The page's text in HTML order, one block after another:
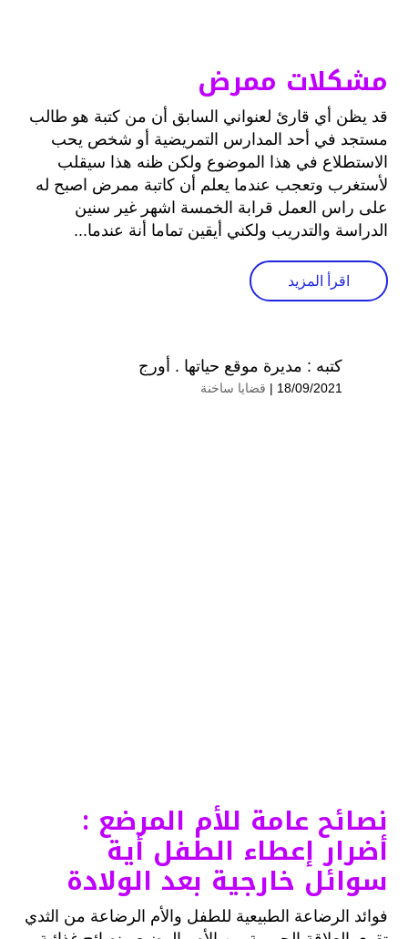
مشكلات ممرض
قد يظن أي قارئ لعنواني السابق أن من كتبة هو طالب
مستجد في أحد المدارس التمريضية أو شخص يحب
الاستطلاع في هذا الموضوع ولكن ظنه هذا سيقلب
لأستغرب وتعجب عندما يعلم أن كاتبة ممرض اصبح له
على راس العمل قرابة الخمسة اشهر غير سنين
الدراسة والتدريب ولكني أيقين تماما أنة عندما...
اقرأ المزيد
كتبه : مديرة موقع حياتها . أورج
18/09/2021 | قضايا ساخنة
نصائح عامة للأم المرضع :
أضرار إعطاء الطفل أية
سوائل خارجية بعد الولادة
فوائد الرضاعة الطبيعية للطفل والأم الرضاعة من الثدي